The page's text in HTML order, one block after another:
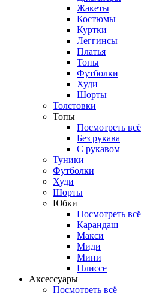
Жакеты
Костюмы
Куртки
Леггинсы
Платья
Топы
Футболки
Худи
Шорты
Толстовки
Топы
Посмотреть всё
Без рукава
С рукавом
Туники
Футболки
Худи
Шорты
Юбки
Посмотреть всё
Карандаш
Макси
Миди
Мини
Плиссе
Аксессуары
Посмотреть всё